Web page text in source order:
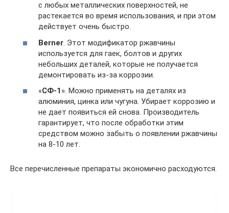
с любых металлических поверхностей, не
растекается во время использования, и при этом
действует очень быстро.
Berner . Этот модификатор ржавчины
используется для гаек, болтов и других
небольших деталей, которые не получается
демонтировать из-за коррозии.
«СФ-1 ». Можно применять на деталях из
алюминия, цинка или чугуна. Убирает коррозию и
не дает появиться ей снова. Производитель
гарантирует, что после обработки этим
средством можно забыть о появлении ржавчины
на 8-10 лет.
Все перечисленные препараты экономично расходуются.